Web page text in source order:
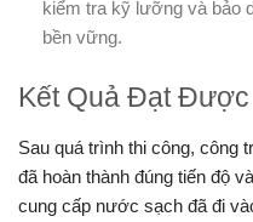
kiểm tra kỹ lưỡng và bảo
bền vững.
Kết Quả Đạt Được
Sau quá trình thi công,
đã hoàn thành đúng tiến độ
cung cấp nước sạch đã đi